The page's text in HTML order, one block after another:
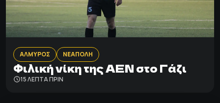
ΑΛΜΥΡΟΣ ΝΕΑΠΟΛΗ
Φιλική νίκη της ΑΕΝ στο Γάζι
15 ΛΕΠΤΑ ΠΡΙΝ